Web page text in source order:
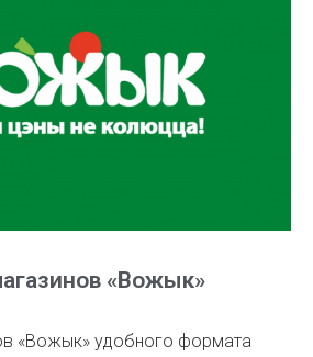
«Вожык»
«Вожык» удобного формата